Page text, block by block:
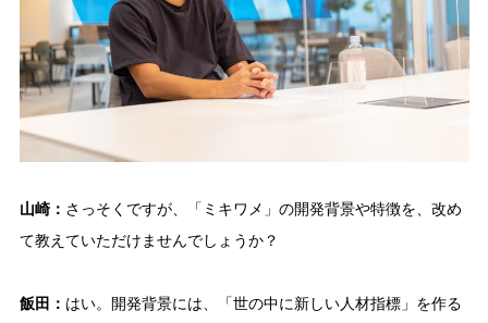
山崎： さっそくですが、「ミキワメ」の開発背景や特徴を、改め
て教えていただけませんでしょうか？
飯田： はい。開発背景には、「世の中に新しい人材指標」を作る